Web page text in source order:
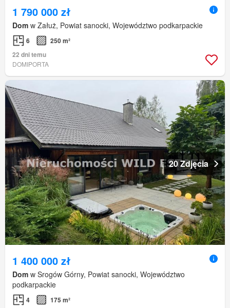
1 790 000 zł
Dom w Załuż, Powiat sanocki, Województwo podkarpackie
6
250 m²
22 dni temu
DOMIPORTA
20 Zdjęcia
1 400 000 zł
Dom w Srogów Górny, Powiat sanocki, Województwo
podkarpackie
4 175 m²